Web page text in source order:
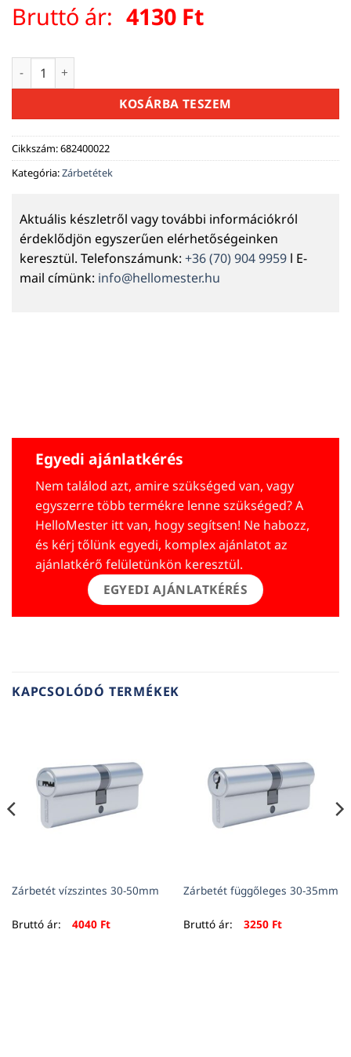
Bruttó ár: 4130 Ft
Zárbetét gombos függőleges 30-30mm mennyiség
KOSÁRBA TESZEM
Cikkszám:682400022
Kategória:Zárbetétek
Aktuális készletről vagy további információkról
érdeklődjön egyszerűen elérhetőségeinken
keresztül. Telefonszámunk: +36 (70) 904 9959 l E-
mail címünk: info@hellomester.hu
Egyedi ajánlatkérés
Nem találod azt, amire szükséged van, vagy
egyszerre több termékre lenne szükséged? A
HelloMester itt van, hogy segítsen! Ne habozz,
és kérj tőlünk egyedi, komplex ajánlatot az
ajánlatkérő felületünkön keresztül.
EGYEDI AJÁNLATKÉRÉS
KAPCSOLÓDÓ TERMÉKEK
Zárbetét vízszintes 30-50mm
Bruttó ár: 4040 Ft
Zárbetét függőleges 30-35mm
Bruttó ár: 3250 Ft